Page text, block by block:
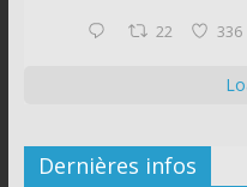
22 336
Dernières infos